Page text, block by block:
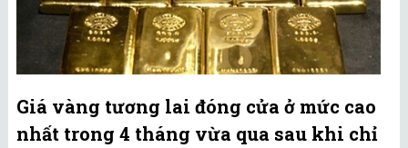
Giá vàng tương lai đóng cửa ở mức cao
nhất trong 4 tháng vừa qua sau khi chỉ